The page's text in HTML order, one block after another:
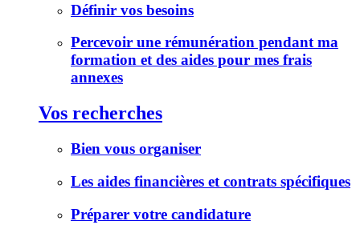
Définir vos besoins
Percevoir une rémunération pendant ma
formation et des aides pour mes frais
annexes
Vos recherches
Bien vous organiser
Les aides financières et contrats spécifiques
Préparer votre candidature